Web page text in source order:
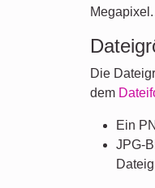
Die
dem
Ein
JPG-